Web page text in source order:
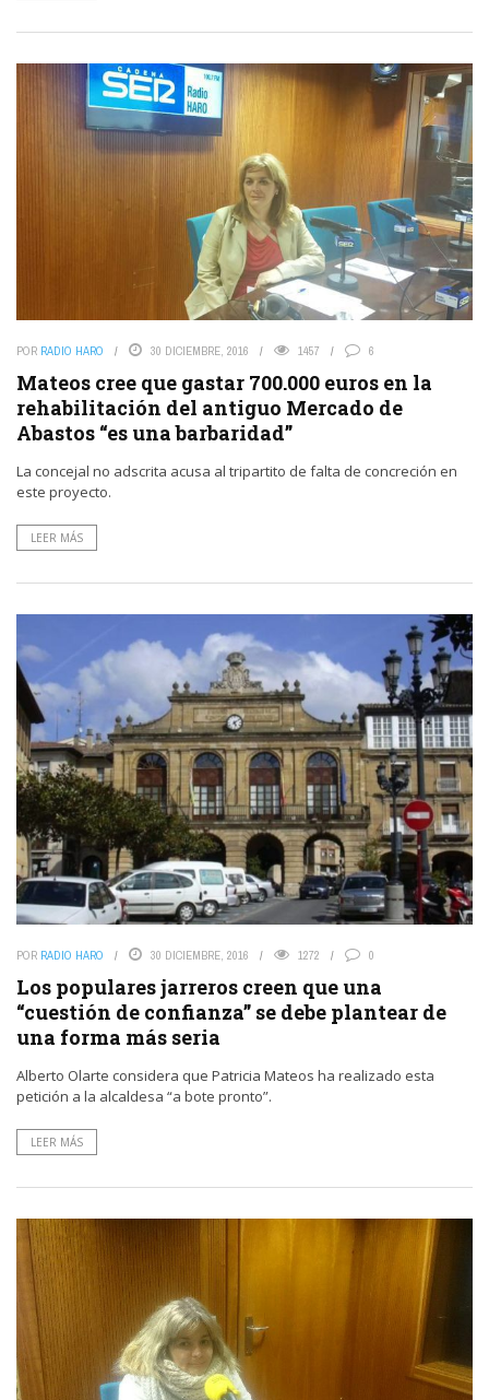
POR RADIO HARO 30 DICIEMBRE, 2016 1457 6
Mateos cree que gastar 700.000 euros en la
rehabilitación del antiguo Mercado de
Abastos “es una barbaridad”
La concejal no adscrita acusa al tripartito de falta de concreción en
este proyecto.
LEER MÁS
POR RADIO HARO 30 DICIEMBRE, 2016 1272 0
Los populares jarreros creen que una
“cuestión de confianza” se debe plantear de
una forma más seria
Alberto Olarte considera que Patricia Mateos ha realizado esta
petición a la alcaldesa “a bote pronto”.
LEER MÁS